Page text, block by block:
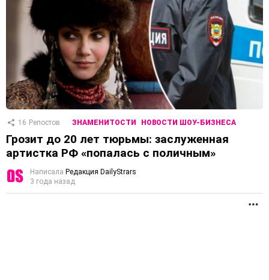
16 Репостов ЗНАМЕНИТОСТИ НОВОСТИ ШОУ-БИЗНЕСА
Грозит до 20 лет тюрьмы: заслуженная
артистка РФ «попалась с поличным»
Написала Редакция DailyStrars
3 года назад